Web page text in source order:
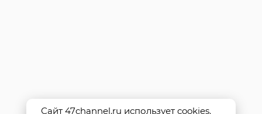
Сайт 47channel.ru использует cookies.